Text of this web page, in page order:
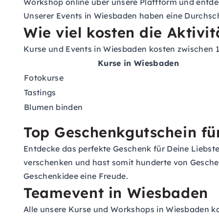
Workshop online über unsere Plattform und
Unserer Events in Wiesbaden haben eine
Wie viel kosten die
Kurse und Events in Wiesbaden kosten zwischen
Kurse in Wiesbaden
Fotokurse
Tastings
Blumen binden
Top Geschenkgutschein
Entdecke das perfekte Geschenk für Deine
verschenken und hast somit hunderte von
Geschenkidee eine Freude.
Teamevent in Wiesbaden
Alle unsere Kurse und Workshops in Wiesbaden